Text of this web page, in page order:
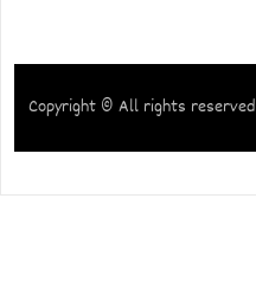
Copyright © All rights reserved